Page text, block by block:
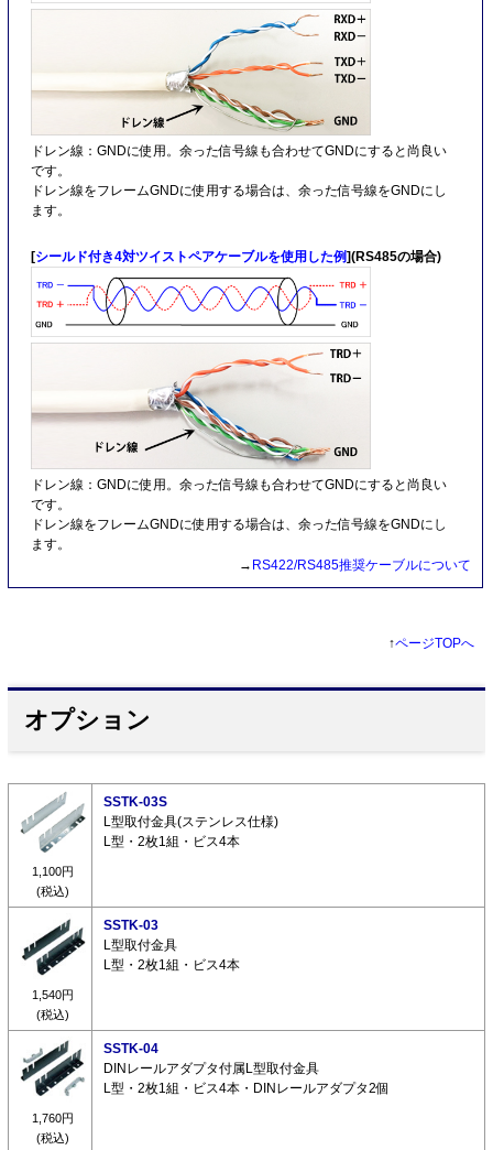
ドレン線：GNDに使用。余った信号線も合わせてGNDにすると尚良い
です。
ドレン線をフレームGNDに使用する場合は、余った信号線をGNDにし
ます。
[シールド付き4対ツイストペアケーブルを使用した例](RS485の場合)
ドレン線：GNDに使用。余った信号線も合わせてGNDにすると尚良い
です。
ドレン線をフレームGNDに使用する場合は、余った信号線をGNDにし
ます。
→ RS422/RS485推奨ケーブルについて
↑ページTOPへ
オプション
1,100円
(税込)
SSTK-03S
L型取付金具(ステンレス仕様)
L型・2枚1組・ビス4本
1,540円
(税込)
SSTK-03
L型取付金具
L型・2枚1組・ビス4本
1,760円
(税込)
SSTK-04
DINレールアダプタ付属L型取付金具
L型・2枚1組・ビス4本・DINレールアダプタ2個